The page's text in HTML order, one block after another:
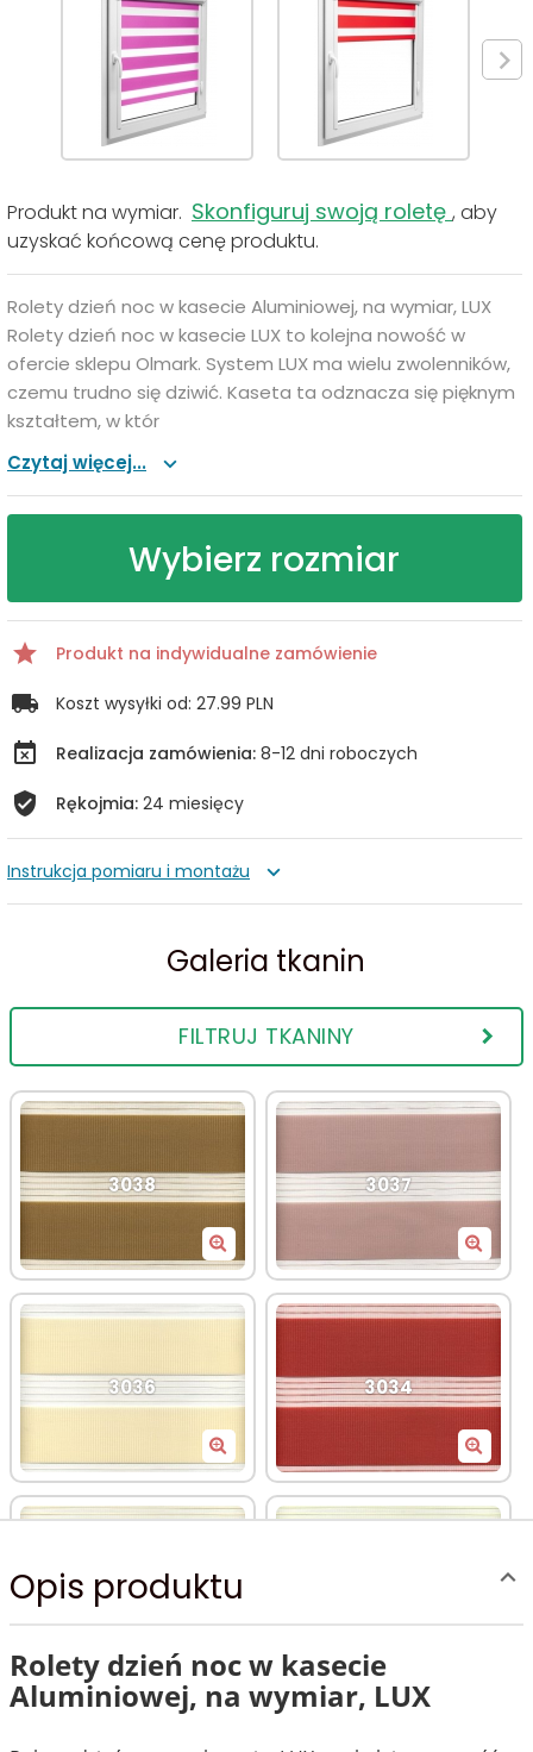
Produkt na wymiar. Skonfiguruj swoją roletę , aby
uzyskać końcową cenę produktu.
Rolety dzień noc w kasecie Aluminiowej, na wymiar, LUX
Rolety dzień noc w kasecie LUX to kolejna nowość w
ofercie sklepu Olmark. System LUX ma wielu zwolenników,
czemu trudno się dziwić. Kaseta ta odznacza się pięknym
kształtem, w któr
Czytaj więcej...
Wybierz rozmiar
Produkt na indywidualne zamówienie
Koszt wysyłki od: 27.99 PLN
Realizacja zamówienia: 8-12 dni roboczych
Rękojmia: 24 miesięcy
Instrukcja pomiaru i montażu
Galeria tkanin
FILTRUJ TKANINY
3038 3037
3036 3034
3032
Opis produktu
Rolety dzień noc w kasecie
Aluminiowej, na wymiar, LUX